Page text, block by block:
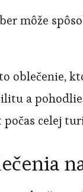
môže
oblečenie,
a
celej